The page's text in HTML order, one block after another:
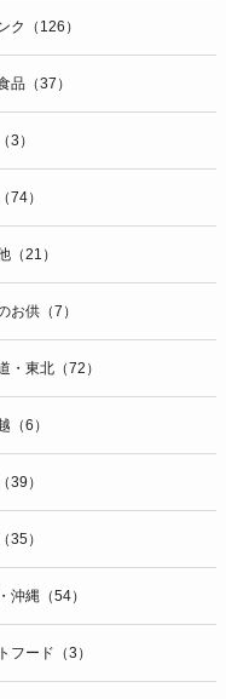
ク（126）
品（37）
3）
74）
（21）
お供（7）
・東北（72）
（6）
39）
35）
沖縄（54）
フード（3）